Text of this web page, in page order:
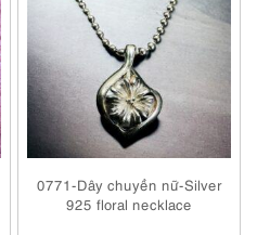
0771-Dây chuyền nữ-Silver
925 floral necklace